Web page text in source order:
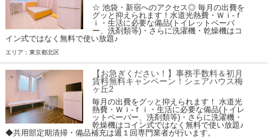
☆ 池袋・新宿へのアクセス◎ 毎月の出費を
グッと抑えられます！水道光熱費・Ｗｉ-ｆ
ｉ・生活に必要な備品(トイレットペーパ
ー、洗剤類等)・さらに洗濯機・乾燥機はコ
イン式ではなく無料で使い放題♪
エリア：東京都北区
【お急ぎください！】事務手数料＆初月
賃料無料キャンペーン！シェアハウス梅
ヶ丘2
毎月の出費をグッと抑えられます！ 水道光
熱費・Ｗｉ-ｆｉ・生活に必要な備品(トイレ
ットペーパー、洗剤類等)・さらに洗濯機・
乾燥機はコイン式ではなく無料で使い放題♪
◆共用部定期清掃・備品補充は週１回専門業者が行います。